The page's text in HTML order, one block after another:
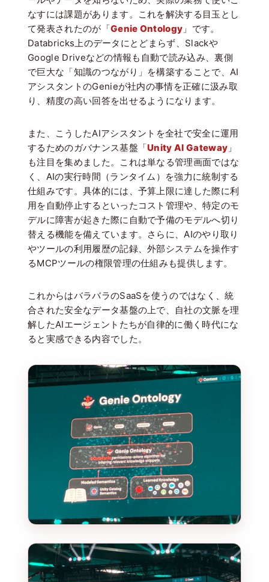
なすには課題があります。これを解決する目玉とし
て発表されたのが「Genie Ontology 」です。
Databricks上のデータにとどまらず、Slackや
Google Driveなどの情報も自動で読み込み、裏側
で巨大な「知識のつながり」を構築することで、AI
アシスタントのGenieが社内の事情を正確に汲み取
り、精度の高い回答を出せるようになります。
また、こうしたAIアシスタントを全社で安全に運用
するためのガバナンス基盤「Unity AI Gateway 」
も注目を集めました。これは単なる管理画面ではな
く、AIの実行時間（ランタイム）を強力に統制する
仕組みです。具体的には、予算上限に達した際に利
用を自動停止するといったコスト管理や、特定のモ
デルに障害が起きた際に自動で予備のモデルへ切り
替える機能を備えています。さらに、AIのやり取り
やツールの利用履歴の記録、外部システムを操作す
るMCPツールの権限管理の仕組みも提供します。
これからはバラバラのSaaSを使うのではなく、統
合された安全なデータ基盤の上で、自社の文脈を理
解したAIエージェントたちが自律的に働く時代にな
ると実感できる内容でした。